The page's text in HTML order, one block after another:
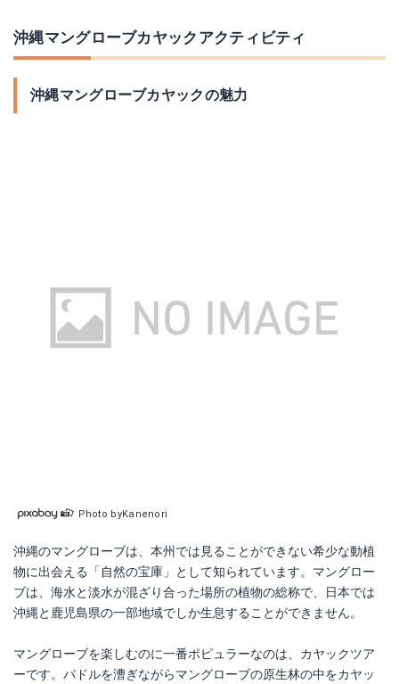
沖縄マングローブカヤックアクティビティ
沖縄マングローブカヤックの魅力
Photo byKanenori
沖縄のマングローブは、本州では見ることができない希少な動植
物に出会える「自然の宝庫」として知られています。マングロー
ブは、海水と淡水が混ざり合った場所の植物の総称で、日本では
沖縄と鹿児島県の一部地域でしか生息することができません。
マングローブを楽しむのに一番ポピュラーなのは、カヤックツア
ーです。パドルを漕ぎながらマングローブの原生林の中をカヤッ